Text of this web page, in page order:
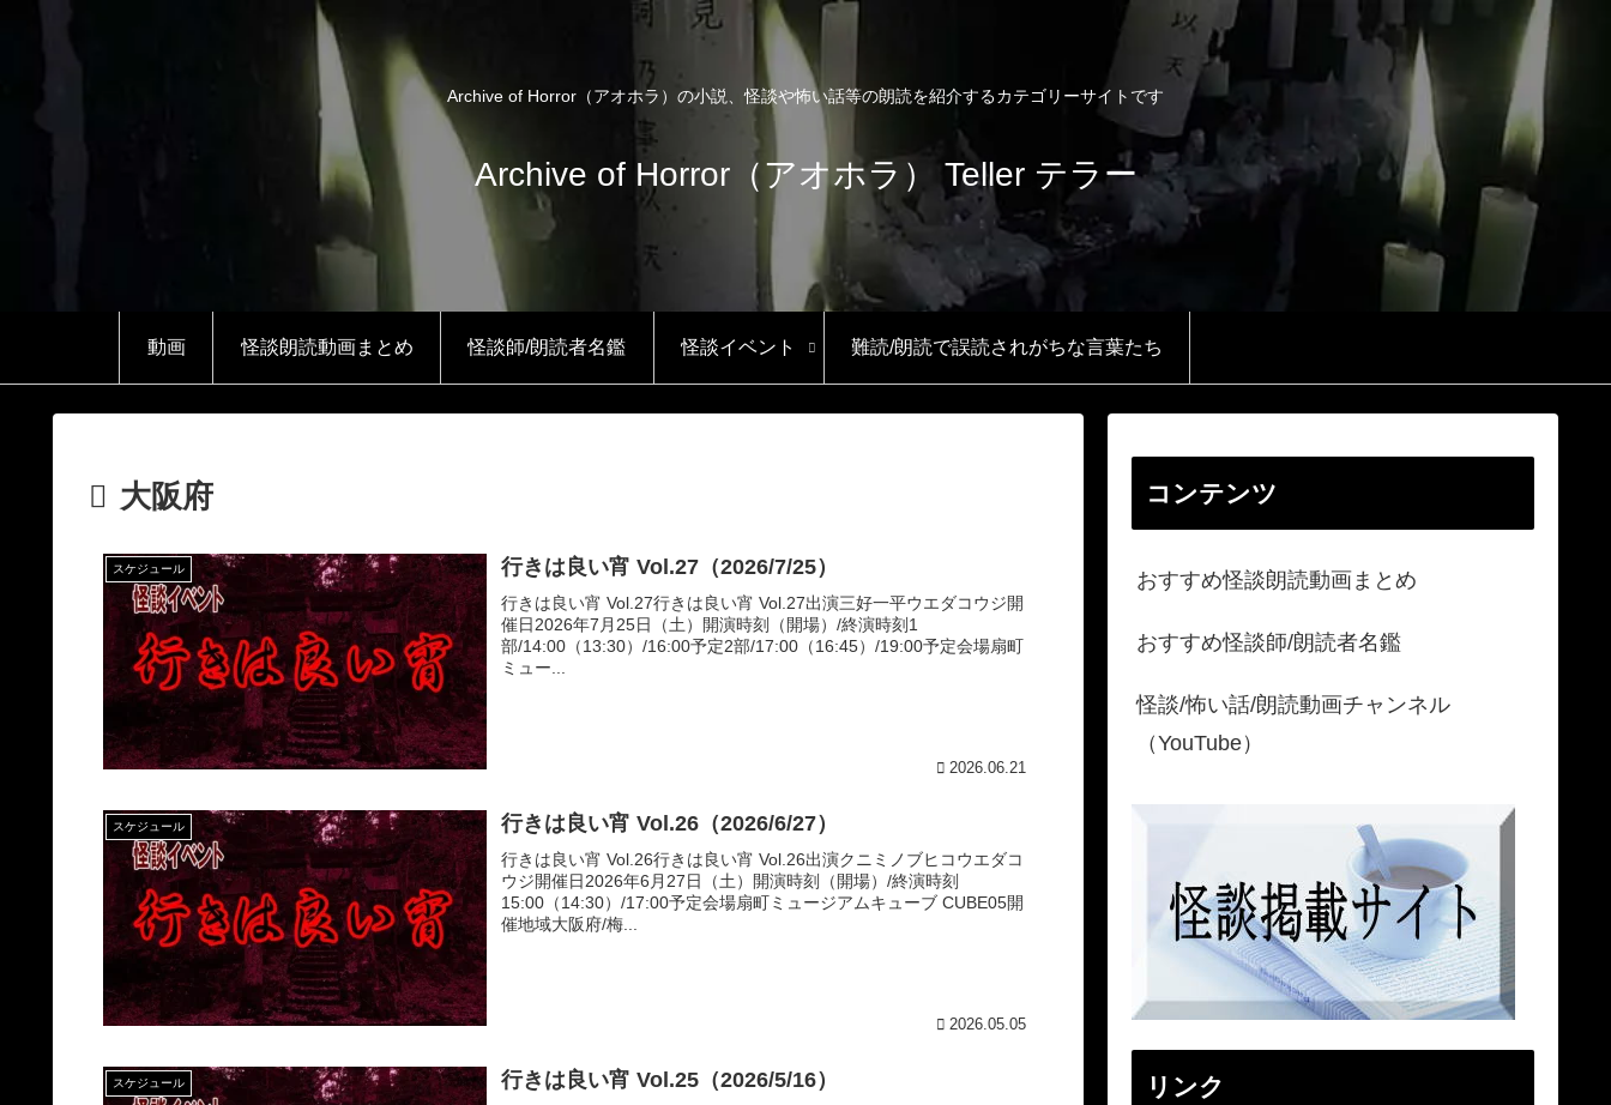
Archive of Horror（アオホラ）の小説、怪談や怖い話等の朗読を紹介するカテゴリーサイトです
Archive of Horror（アオホラ） Teller テラー
動画 怪談朗読動画まとめ 怪談師/朗読者名鑑 怪談イベント 難読/朗読で誤読されがちな言葉たち
大阪府
スケジュール 行きは良い宵 Vol.27（2026/7/25）
行きは良い宵 Vol.27行きは良い宵 Vol.27出演三好一平ウエダコウジ開
催日2026年7月25日（土）開演時刻（開場）/終演時刻1
部/14:00（13:30）/16:00予定2部/17:00（16:45）/19:00予定会場扇町
ミュー...
2026.06.21
スケジュール 行きは良い宵 Vol.26（2026/6/27）
行きは良い宵 Vol.26行きは良い宵 Vol.26出演クニミノブヒコウエダコ
ウジ開催日2026年6月27日（土）開演時刻（開場）/終演時刻
15:00（14:30）/17:00予定会場扇町ミュージアムキューブ CUBE05開
催地域大阪府/梅...
2026.05.05
スケジュール 行きは良い宵 Vol.25（2026/5/16）
コンテンツ
おすすめ怪談朗読動画まとめ
おすすめ怪談師/朗読者名鑑
怪談/怖い話/朗読動画チャンネル
（YouTube）
リンク